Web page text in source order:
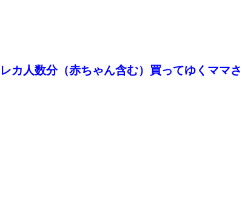
カ人数分（赤ちゃん含む）買ってゆくママさ